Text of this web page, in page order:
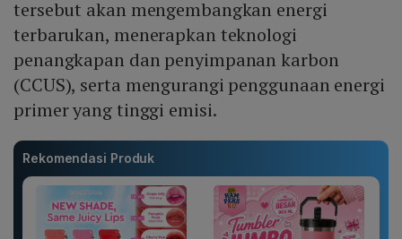
tersebut akan mengembangkan energi
terbarukan, menerapkan teknologi
penangkapan dan penyimpanan karbon
(CCUS), serta mengurangi penggunaan energi
primer yang tinggi emisi.
Rekomendasi Produk